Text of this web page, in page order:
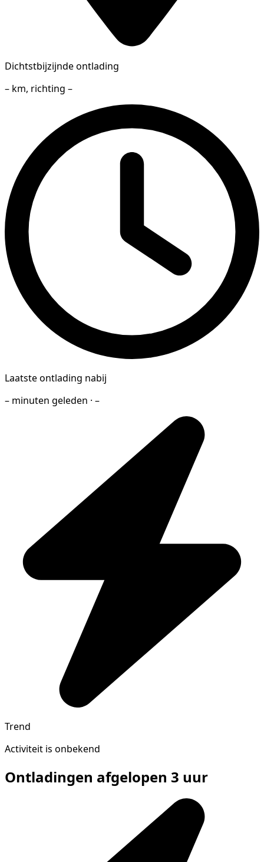
Dichtstbijzijnde ontlading
– km, richting –
Laatste ontlading nabij
– minuten geleden · –
Trend
Activiteit is onbekend
Ontladingen afgelopen 3 uur